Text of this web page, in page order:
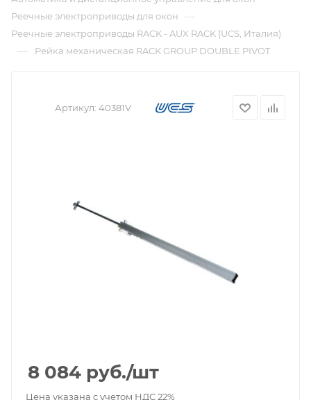
Реечные электроприводы для окон —
Реечные электроприводы RACK - AUX RACK (UCS, Италия)
— Рейка механическая RACK GROUP DOUBLE PIVOT
Артикул: 40381V
8 084 руб./шт
Цена указана с учетом НДС 22%